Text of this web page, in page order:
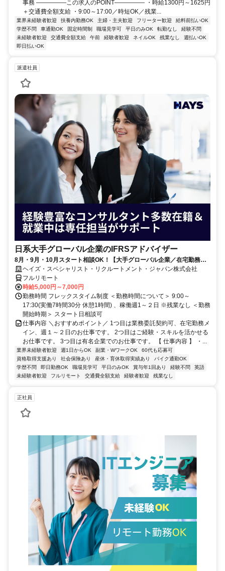
事務 ―――――この求人のPOINT――――― ・時給1300円～1625円
＋交通費全額支給 ・9:00～17:00／時短OK／残業...
業界未経験者歓迎 扶養内勤務OK 主婦・主夫歓迎 フリーター歓迎
給料前払いOK
学歴不問
車通勤OK 固定時間制 職場見学可 平日のみOK 転勤なし
経験不問
未経験者歓迎
交通費全額支給 午前 経験者歓迎 ネイルOK 残業なし
週払いOK
即日払いOK
派遣社員
日系大手グローバル企業のIFRSアドバイザー
8月・9月・10月スタート相談OK！【大手グローバル企業／在宅勤務メ
イン／週1～2日勤務】IFRSアドバイザー
ヘイズ・スペシャリスト・リクルートメント・ジャパン株式会社
フルリモート
時給5,000円～7,000円
勤務時間 フレックスタイム制度 ＜勤務時間について＞ 9:00～
17:30(実働7時間30分 休憩1時間) 、稼働週1～２日 ※残業なし ＜勤務
開始時期＞ スタート日相談可
仕事内容 ＼おすすめポイント／ 1つ目は業務委託契約可、在宅勤務メ
イン、週１～２日のお仕事です。 2つ目はご経験・スキルを活かせる
お仕事です。 3つ目は有名企業でのお仕事です。 【 仕事内容 】 ・...
業界未経験者歓迎 週1日からOK 副業・WワークOK
60代も応募可
資格取得支援あり
社会保険あり 産休・育休取得実績あり
バイク通勤OK
学歴不問
即日勤務OK 職場見学可 平日のみOK 賞与年1回あり 経験不問
英語
未経験者歓迎
フルリモート 交通費全額支給 経験者歓迎 残業なし
正社員